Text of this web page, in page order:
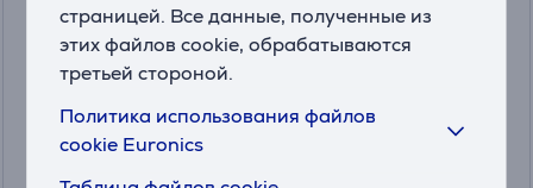
страницей. Все данные, полученные из
этих файлов cookie, обрабатываются
третьей стороной.
Политика использования файлов
cookie Euronics
BL91HD31
На складе
239